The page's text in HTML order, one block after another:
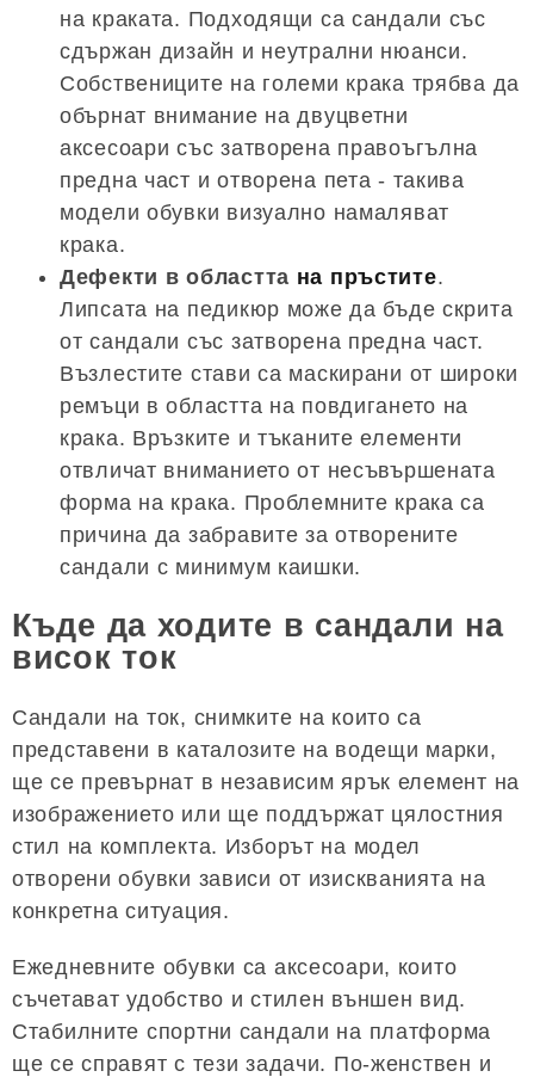
на краката. Подходящи са сандали със
сдържан дизайн и неутрални нюанси.
Собствениците на големи крака трябва да
обърнат внимание на двуцветни
аксесоари със затворена правоъгълна
предна част и отворена пета - такива
модели обувки визуално намаляват
крака.
Дефекти в областта на пръстите.
Липсата на педикюр може да бъде скрита
от сандали със затворена предна част.
Възлестите стави са маскирани от широки
ремъци в областта на повдигането на
крака. Връзките и тъканите елементи
отвличат вниманието от несъвършената
форма на крака. Проблемните крака са
причина да забравите за отворените
сандали с минимум каишки.
Къде да ходите в сандали на
висок ток
Сандали на ток, снимките на които са
представени в каталозите на водещи марки,
ще се превърнат в независим ярък елемент на
изображението или ще поддържат цялостния
стил на комплекта. Изборът на модел
отворени обувки зависи от изискванията на
конкретна ситуация.
Ежедневните обувки са аксесоари, които
съчетават удобство и стилен външен вид.
Стабилните спортни сандали на платформа
ще се справят с тези задачи. По-женствен и